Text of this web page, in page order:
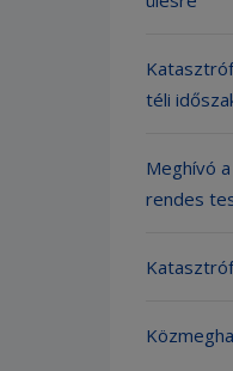
téli
Meghívó
rendes